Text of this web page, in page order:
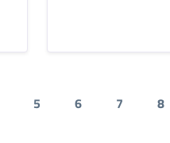
5 6 7 8